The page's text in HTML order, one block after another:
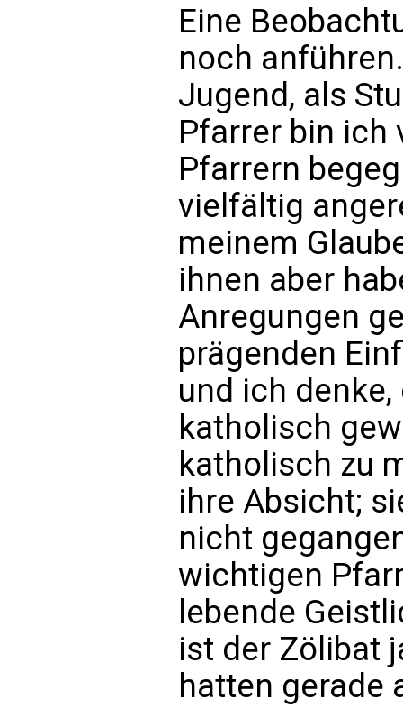
Eine
noch
Jugend, als
Pfarrer bin ich
Pfarrern
vielfältig
meinem
ihnen aber
Anregungen
prägenden
und ich
katholisch
katholisch zu
ihre Absicht;
nicht
wichtigen
lebende
ist der Zölibat
hatten gerade